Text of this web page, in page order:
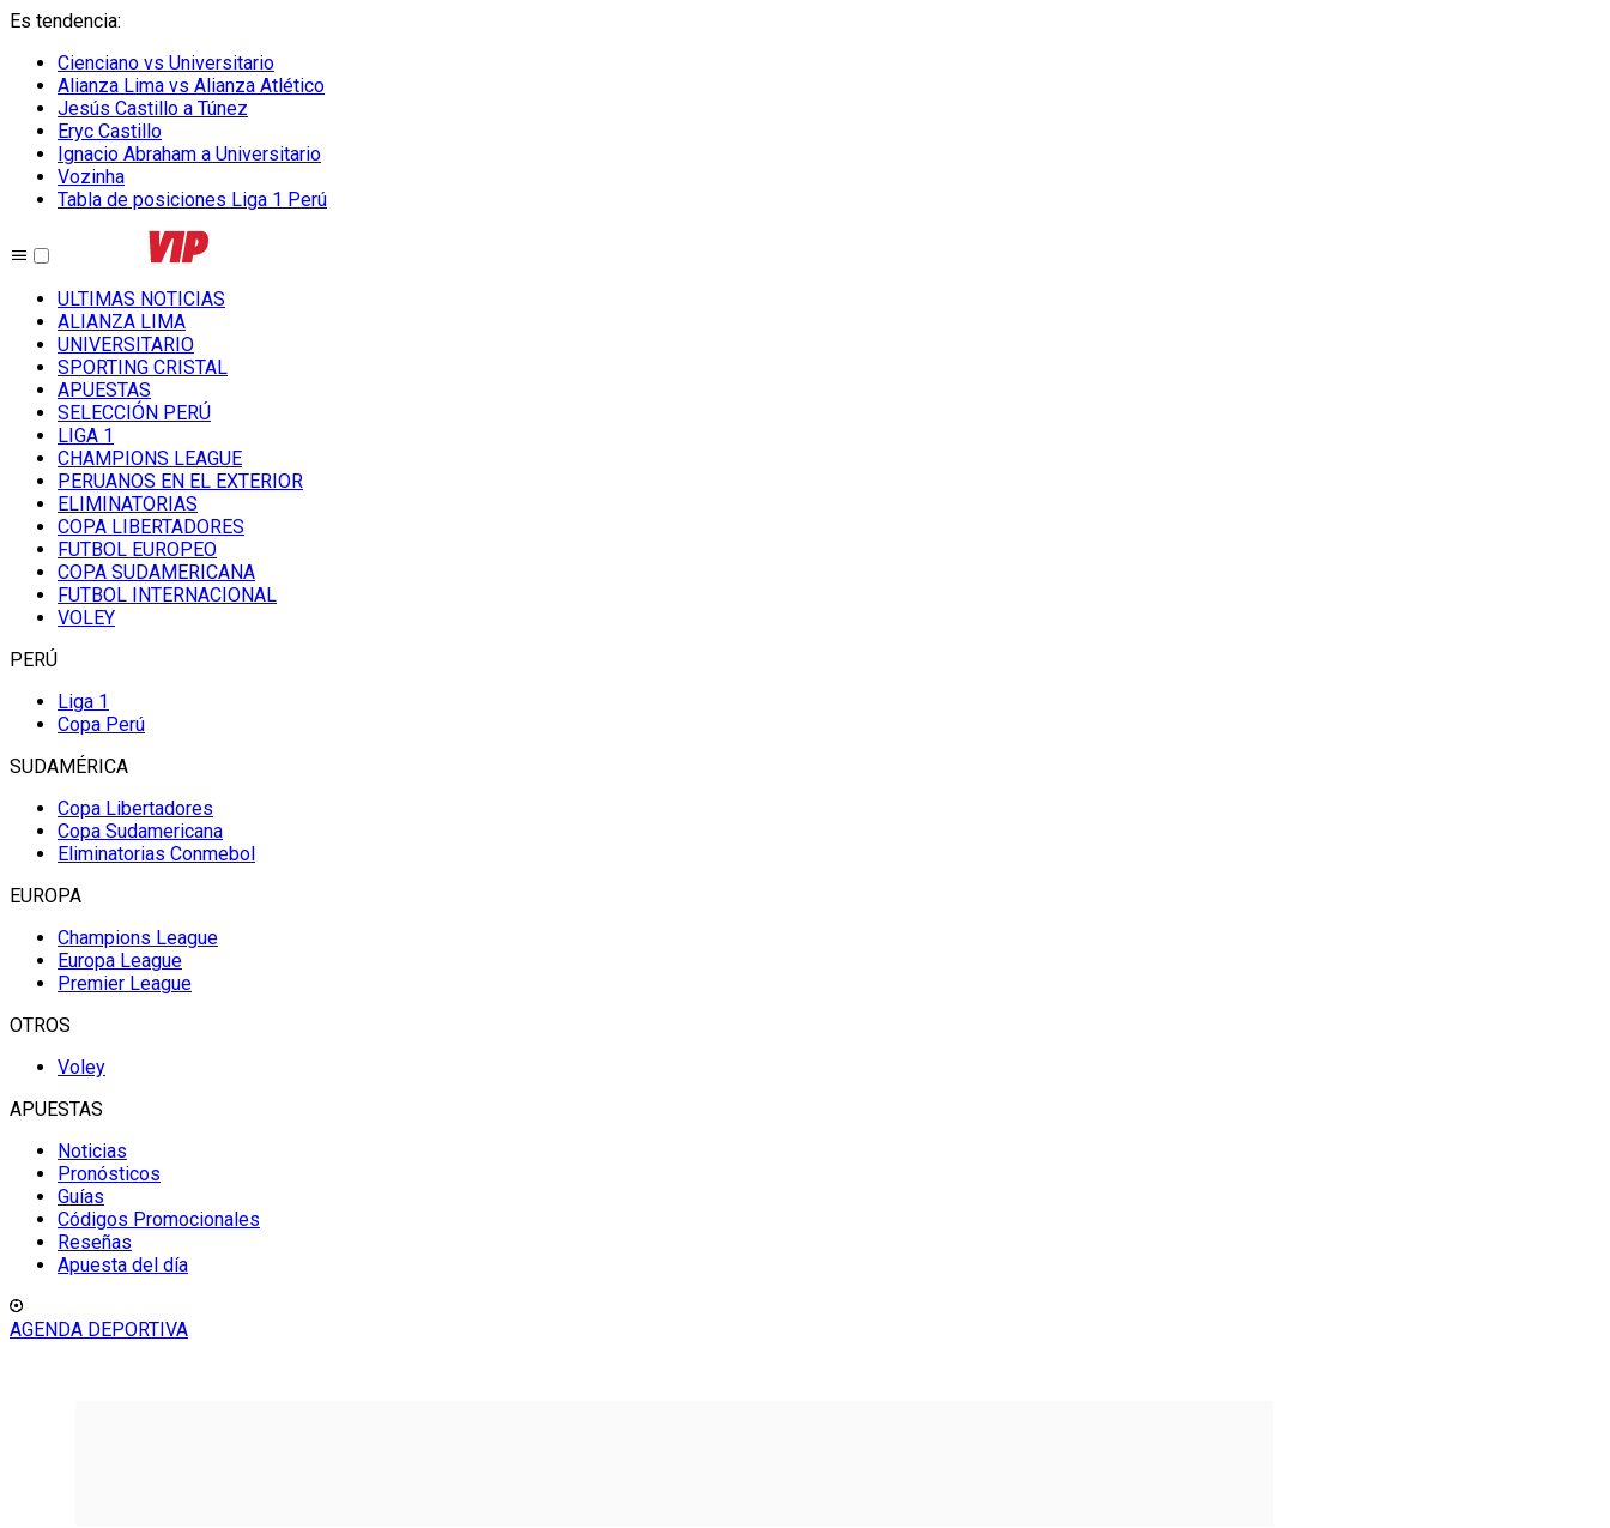
Es tendencia:
Cienciano vs Universitario
Alianza Lima vs Alianza Atlético
Jesús Castillo a Túnez
Eryc Castillo
Ignacio Abraham a Universitario
Vozinha
Tabla de posiciones Liga 1 Perú
ULTIMAS NOTICIAS
ALIANZA LIMA
UNIVERSITARIO
SPORTING CRISTAL
APUESTAS
SELECCIÓN PERÚ
LIGA 1
CHAMPIONS LEAGUE
PERUANOS EN EL EXTERIOR
ELIMINATORIAS
COPA LIBERTADORES
FUTBOL EUROPEO
COPA SUDAMERICANA
FUTBOL INTERNACIONAL
VOLEY
PERÚ
Liga 1
Copa Perú
SUDAMÉRICA
Copa Libertadores
Copa Sudamericana
Eliminatorias Conmebol
EUROPA
Champions League
Europa League
Premier League
OTROS
Voley
APUESTAS
Noticias
Pronósticos
Guías
Códigos Promocionales
Reseñas
Apuesta del día
AGENDA DEPORTIVA